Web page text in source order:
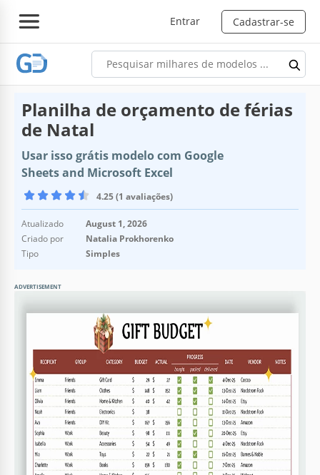
Entrar Cadastrar-se
Planilha de orçamento de férias
de Natal
Usar isso grátis modelo com Google
Sheets and Microsoft Excel
4.25 (1 avaliações)
Atualizado
August 1, 2026
Criado por
Natalia Prokhorenko
Tipo
Simples
ADVERTISEMENT